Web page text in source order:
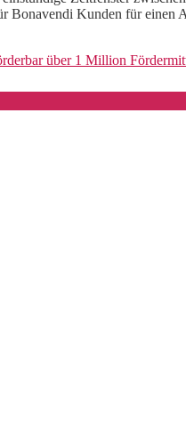
Bonavendi Kunden für
über 1 Million